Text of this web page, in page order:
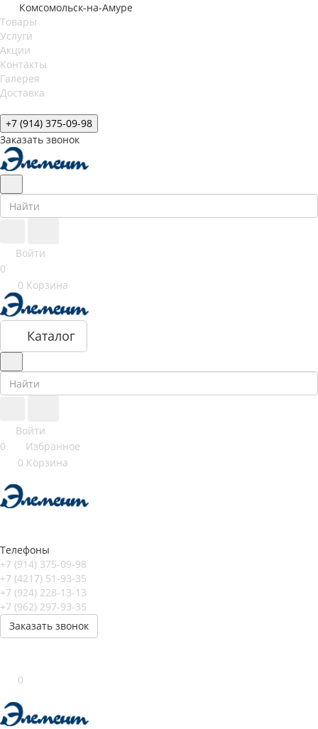
Комсомольск-на-Амуре
Товары
Услуги
Акции
Контакты
Галерея
Доставка
+7 (914) 375-09-98
Заказать звонок
Войти
0
0 Корзина
Каталог
Войти
0
Избранное
0 Корзина
Телефоны
+7 (914) 375-09-98
+7 (4217) 51-93-35
+7 (924) 228-13-13
+7 (962) 297-93-35
Заказать звонок
0